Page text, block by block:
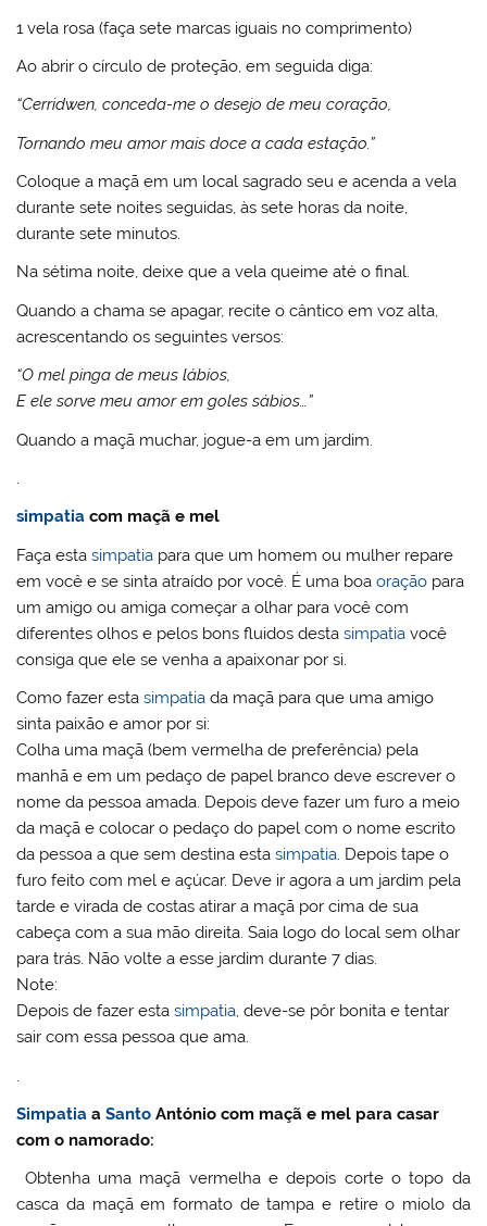
1 vela rosa (faça sete marcas iguais no comprimento)
Ao abrir o círculo de proteção, em seguida diga:
“Cerridwen, conceda-me o desejo de meu coração,
Tornando meu amor mais doce a cada estação.”
Coloque a maçã em um local sagrado seu e acenda a vela
durante sete noites seguidas, às sete horas da noite,
durante sete minutos.
Na sétima noite, deixe que a vela queime até o final.
Quando a chama se apagar, recite o cântico em voz alta,
acrescentando os seguintes versos:
“O mel pinga de meus lábios,
E ele sorve meu amor em goles sábios…”
Quando a maçã muchar, jogue-a em um jardim.
.
simpatia com maçã e mel
Faça estasimpatia para que um homem ou mulher repare
em você e se sinta atraído por você. É uma boaoração para
um amigo ou amiga começar a olhar para você com
diferentes olhos e pelos bons fluidos destasimpatia você
consiga que ele se venha a apaixonar por si.
Como fazer estasimpatia da maçã para que uma amigo
sinta paixão e amor por si:
Colha uma maçã (bem vermelha de preferência) pela
manhã e em um pedaço de papel branco deve escrever o
nome da pessoa amada. Depois deve fazer um furo a meio
da maçã e colocar o pedaço do papel com o nome escrito
da pessoa a que sem destina estasimpatia. Depois tape o
furo feito com mel e açúcar. Deve ir agora a um jardim pela
tarde e virada de costas atirar a maçã por cima de sua
cabeça com a sua mão direita. Saia logo do local sem olhar
para trás. Não volte a esse jardim durante 7 dias.
Note:
Depois de fazer estasimpatia, deve-se pôr bonita e tentar
sair com essa pessoa que ama.
Simpatia aSanto António com maçã e mel para casar
com o namorado:
Obtenha uma maçã vermelha e depois corte o topo da
casca da maçã em formato de tampa e retire o miolo da